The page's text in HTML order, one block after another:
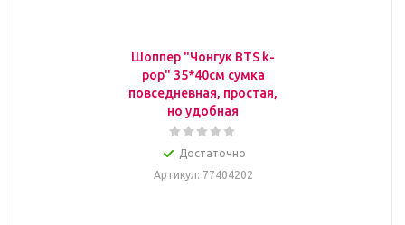
Шоппер "Чонгук BTS k-
pop" 35*40см сумка
повседневная, простая,
но удобная
Достаточно
Артикул: 77404202